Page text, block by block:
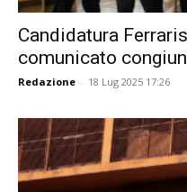
Candidatura
comunicato
Redazione - 18 Lug 2025 17:26